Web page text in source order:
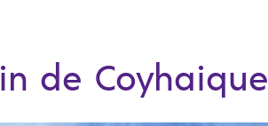
de Coyhaique